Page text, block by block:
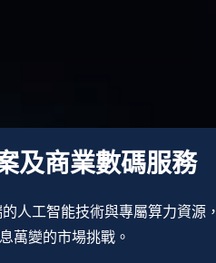
及商業數碼服務
人工智能技術與專屬算力資
萬變的市場挑戰。